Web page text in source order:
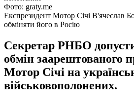
Фото: graty.me
Експрезидент Мотор Січі В'ячеслав
обміняти його в Росію
Секретар РНБО
обмін заарештованого
Мотор Січі на
військовополонених.